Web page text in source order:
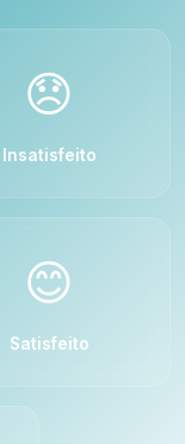
😞
Insatisfeito
😊
Satisfeito